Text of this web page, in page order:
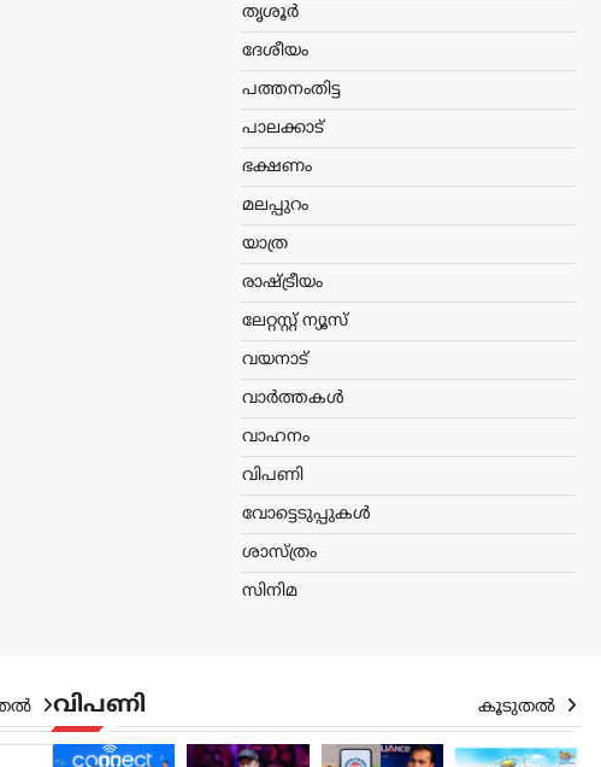
തൃശൂർ
ദേശീയം
പത്തനംതിട്ട
പാലക്കാട്
ഭക്ഷണം
മലപ്പുറം
യാത്ര
രാഷ്ട്രീയം
ലേറ്റസ്റ്റ് ന്യൂസ്
വയനാട്
വാർത്തകൾ
വാഹനം
വിപണി
വോട്ടെടുപ്പുകൾ
ശാസ്ത്രം
സിനിമ
വിപണി കൂടുതൽ